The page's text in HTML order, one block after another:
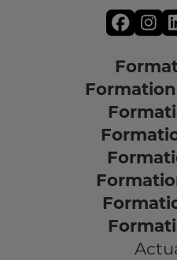
Formation